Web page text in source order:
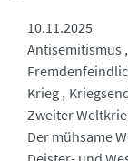
10.11.2025
Antisemitismus
Krieg
Zweiter
Der mühsame